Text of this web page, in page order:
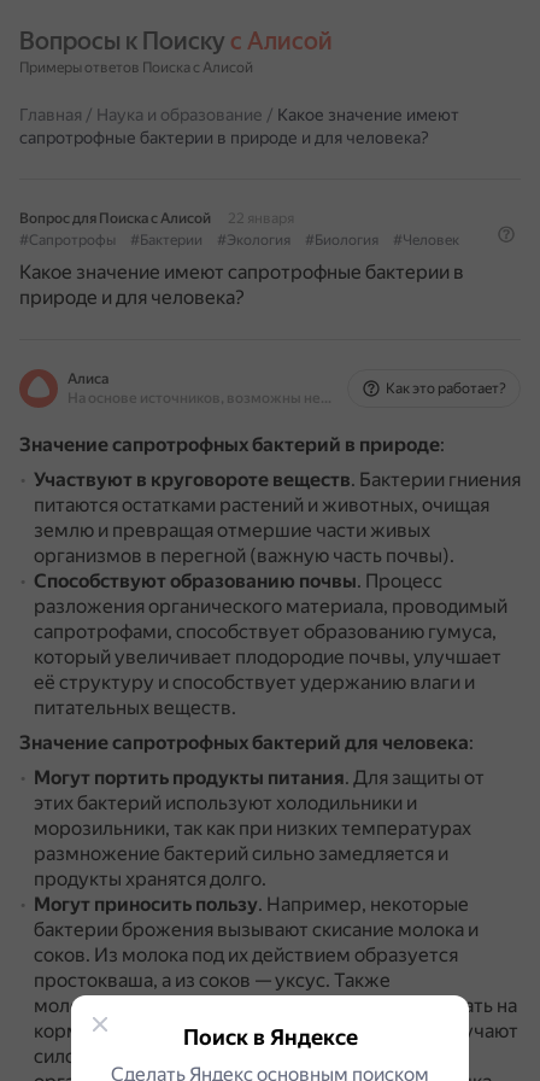
Вопросы к Поиску с Алисой
Примеры ответов Поиска с Алисой
Главная / Наука и образование / Какое значение имеют
сапротрофные бактерии в природе и для человека?
Вопрос для Поиска с Алисой
22 января
#Сапротрофы
#Бактерии #Экология #Биология #Человек
Какое значение имеют сапротрофные бактерии в
природе и для человека?
Алиса
На основе источников, возможны неточности
Как это работает?
Значение сапротрофных бактерий в природе:
Участвуют в круговороте веществ. Бактерии гниения
питаются остатками растений и животных, очищая
землю и превращая отмершие части живых
организмов в перегной (важную часть почвы).
Способствуют образованию почвы. Процесс
разложения органического материала, проводимый
сапротрофами, способствует образованию гумуса,
который увеличивает плодородие почвы, улучшает
её структуру и способствует удержанию влаги и
питательных веществ.
Значение сапротрофных бактерий для человека:
Могут портить продукты питания. Для защиты от
этих бактерий используют холодильники и
морозильники, так как при низких температурах
размножение бактерий сильно замедляется и
продукты хранятся долго.
Могут приносить пользу. Например, некоторые
бактерии брожения вызывают скисание молока и
соков. Из молока под их действием образуется
простокваша, а из соков — уксус. Также
молочнокислые бактерии помогают заготавливать на
корм скоту сочные части растений — из них получают
силос.
Ещё есть полезные бактерии брожения в
Поиск в Яндексе
Сделать Яндекс основным поиском